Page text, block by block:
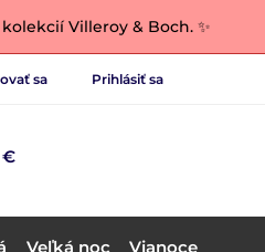
Villeroy & Boch. ✨
sa Prihlásiť sa
€
Veľká noc Vianoce